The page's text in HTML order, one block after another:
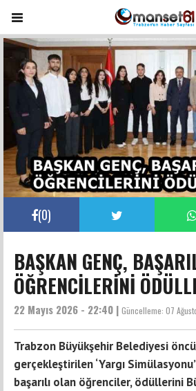
(0)
BAŞKAN GENÇ,
ÖĞRENCİLERİNİ
22 Mayıs 2026 - 22:40 | Güncelleme: 07
Trabzon Büyükşehir Belediyesi
gerçekleştirilen ‘Yargı
başarılı olan öğrenciler, ödüllerini